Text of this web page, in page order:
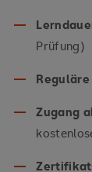
Prüfung)
Zugang